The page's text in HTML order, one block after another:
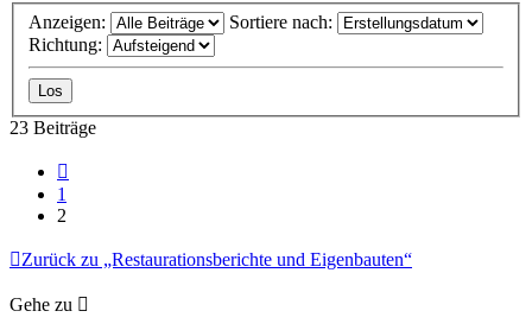
Anzeigen:
Sortiere nach:
Richtung:
23 Beiträge
1
2
Zurück zu „Restaurationsberichte und Eigenbauten“
Gehe zu